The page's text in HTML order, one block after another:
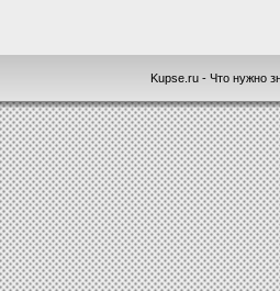
Kupse.ru - Что нужно